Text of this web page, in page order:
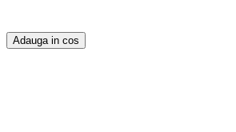
Adauga in cos